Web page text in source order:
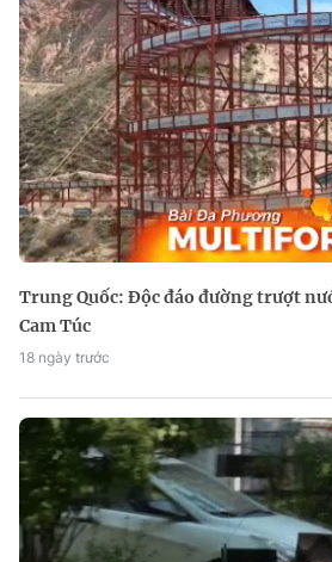
Trung Quốc: Độc đáo đường trượt
Cam Túc
18 ngày trước